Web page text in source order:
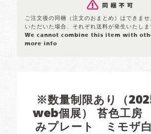
ご注文後の同梱（注文のおまとめ）はできませ
いただいた場合、それぞれ送料が発生いたしま
We cannot combine this item with
more info
※数量制限あり（
web個展） 苔色工房
みプレート ミモザ